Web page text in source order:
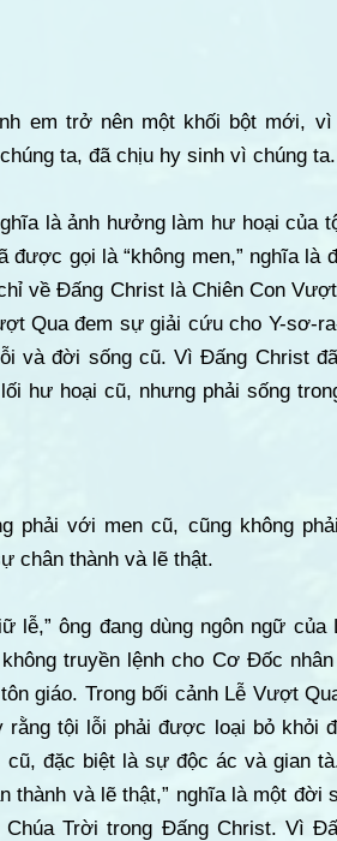
em trở nên một khối bột mới,
ta, đã chịu hy sinh vì chúng ta.
là ảnh hưởng làm hư hoại của
được gọi là “không men,” nghĩa
về Đấng Christ là Chiên Con
Qua đem sự giải cứu cho Y-sơ-
và đời sống cũ. Vì Đấng Christ
hư hoại cũ, nhưng phải sống
phải với men cũ, cũng không
chân thành và lẽ thật.
lễ,” ông đang dùng ngôn ngữ
truyền lệnh cho Cơ Đốc
giáo. Trong bối cảnh Lễ Vượt
rằng tội lỗi phải được loại bỏ khỏi
đặc biệt là sự độc ác và gian
thành và lẽ thật,” nghĩa là một
Trời trong Đấng Christ. Vì